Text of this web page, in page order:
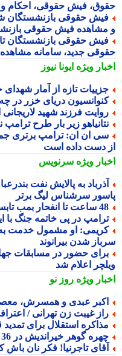
فیش حقوقی، احکام و
فیش حقوقی
جدید، سامانه مشاهده
ویژهایونا نیوز
تازه از آمار شهدای جنگ
دریای خزر در چه
فرزند شهید لاریجانی
زیر بار طرح ترامپ
ان ان: ترامپ برتری
دست داده است
ویژهسرنویس
به پالایش نفت
سرشناس لیگ برتر
بمب تابستانی کارتال!
در پی خاتمه جنگ با
او مشمول خدمت به
شدن بیرانوند
حضور در مسابقات جهانی
اعلام شد
ویژهروز نو
عبدی و همسرش،
غیبت زن تهرانی / اعترافات
استقلال برای تمدید
گوهر خیراندیش در 36 سالگی در «سایه خیال»
تاجرنیا! فکر نان باش